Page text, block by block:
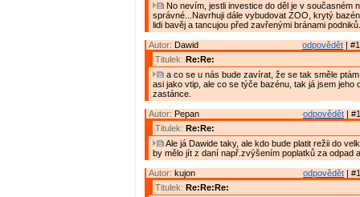
No nevím, jestli investice do děl je v současném
správné...Navrhuji dále vybudovat ZOO, krytý
lidi bavěj a tancujou před zavřenými bránami podniků.
odpovědět |
Autor: Dawid
Titulek: Re:Re:
a co se u nás bude zavírat, že se tak směle
asi jako vtip, ale co se týče bazénu, tak já jsem jeho
zastánce.
odpovědět |
Autor: Pepan
Titulek: Re:Re:
Ale já Dawide taky, ale kdo bude platit režii do
by mělo jít z daní např.zvýšením poplatků za odpad
odpovědět |
Autor: kujon
Titulek: Re:Re:Re: